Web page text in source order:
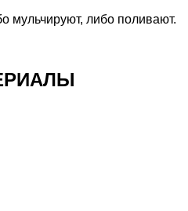
мульчируют, либо поливают.